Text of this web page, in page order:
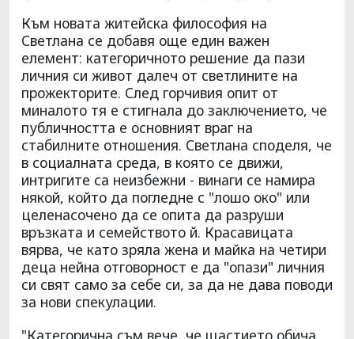
Към новата житейска философия на
Светлана се добавя още един важен
елемент: категоричното решение да пази
личния си живот далеч от светлините на
прожекторите. След горчивия опит от
миналото тя е стигнала до заключението, че
публичността е основният враг на
стабилните отношения. Светлана споделя, че
в социалната среда, в която се движи,
интригите са неизбежни - винаги се намира
някой, който да погледне с "лошо око" или
целенасочено да се опита да разруши
връзката и семейството й. Красавицата
вярва, че като зряла жена и майка на четири
деца нейна отговорност е да "опази" личния
си свят само за себе си, за да не дава поводи
за нови спекулации.
"Категорична съм вече, че щастието обича